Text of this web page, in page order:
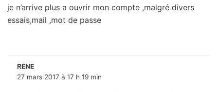
je n’arrive plus a ouvrir mon compte ,malgré divers
essais,mail ,mot de passe
RENE
27 mars 2017 à 17 h 19 min